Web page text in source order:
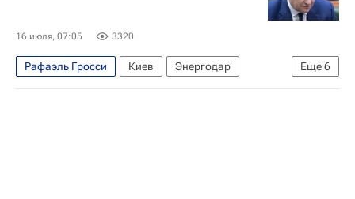
16 июля, 07:05 3320
Еще6
Рафаэль Гросси Киев
Энергодар
Россия
Леонид Слуцкий (политик)